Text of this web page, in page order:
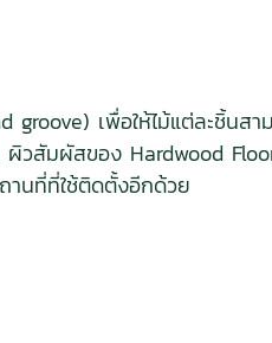
เพื่อให้ไม้แต่ละชิ้นสา
ผิวสัมผัสของ Hardwood
านที่ที่ใช้ติดตั้งอีกด้วย